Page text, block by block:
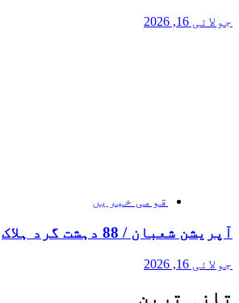
جولائی 16, 2026
قومی خبریں
آپریشن شعبان / 88 دہشت گرد ہلاک
جولائی 16, 2026
تازہ ترین